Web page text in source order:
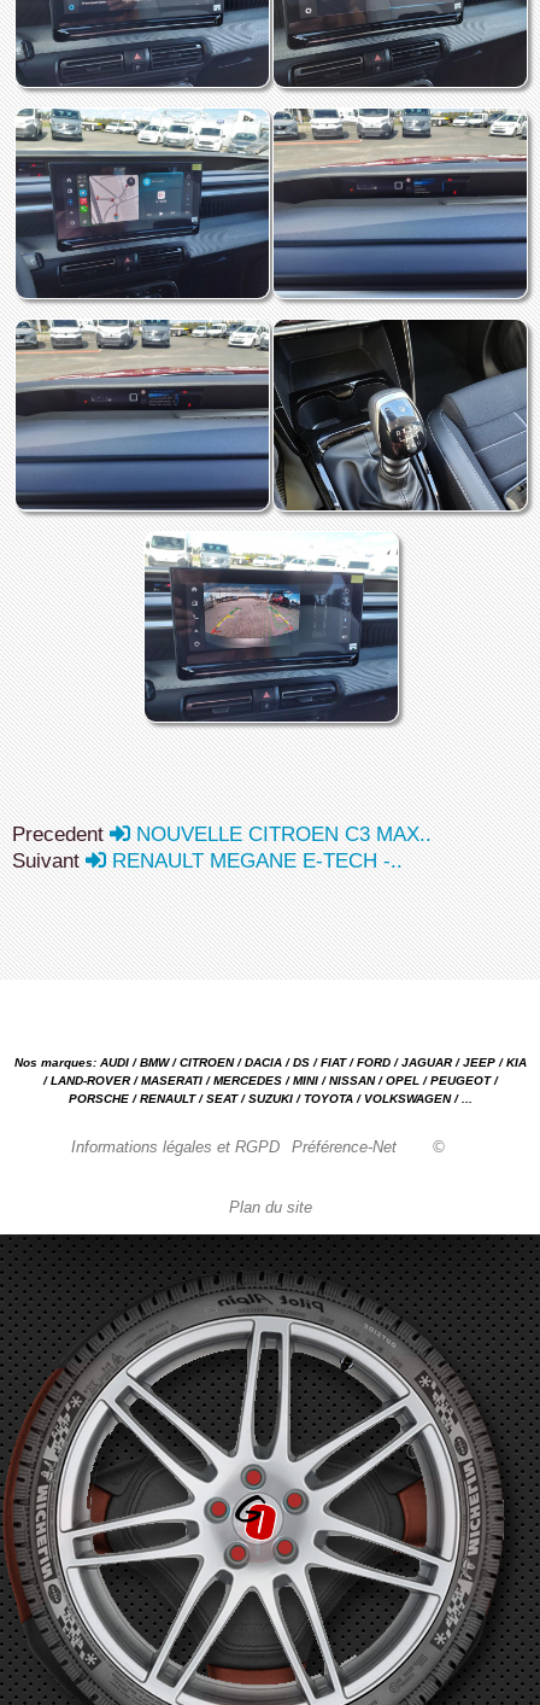
Precedent
NOUVELLE CITROEN C3 MAX..
Suivant
RENAULT MEGANE E-TECH -..
Nos marques: AUDI / BMW / CITROEN / DACIA / DS / FIAT / FORD / JAGUAR / JEEP / KIA
/ LAND-ROVER / MASERATI / MERCEDES / MINI / NISSAN / OPEL / PEUGEOT /
PORSCHE / RENAULT / SEAT / SUZUKI / TOYOTA / VOLKSWAGEN / ...
Informations légales et RGPD Préférence-Net ©
Plan du site
Garage automobile Reparation, entretien, carrosserie, concessionnaire Loire 42